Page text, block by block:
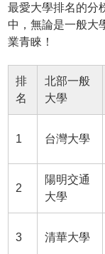
最愛大學排名的分
中，無論是一般大
業青睞！
排
名
北部一般
大學
1 台灣大學
2
陽明交通
大學
3 清華大學